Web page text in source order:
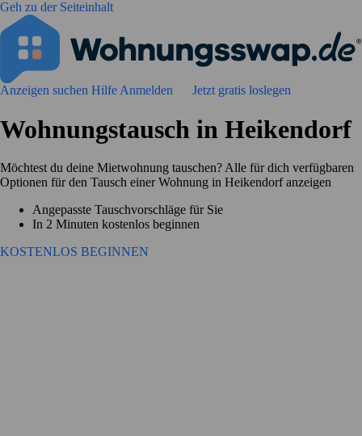
Geh zu der Seiteinhalt
Anzeigen suchen Hilfe Anmelden Jetzt gratis loslegen
Wohnungstausch in Heikendorf
Möchtest du deine Mietwohnung tauschen? Alle für dich verfügbaren
Optionen für den Tausch einer Wohnung in Heikendorf anzeigen
Angepasste Tauschvorschläge für Sie
In 2 Minuten kostenlos beginnen
KOSTENLOS BEGINNEN